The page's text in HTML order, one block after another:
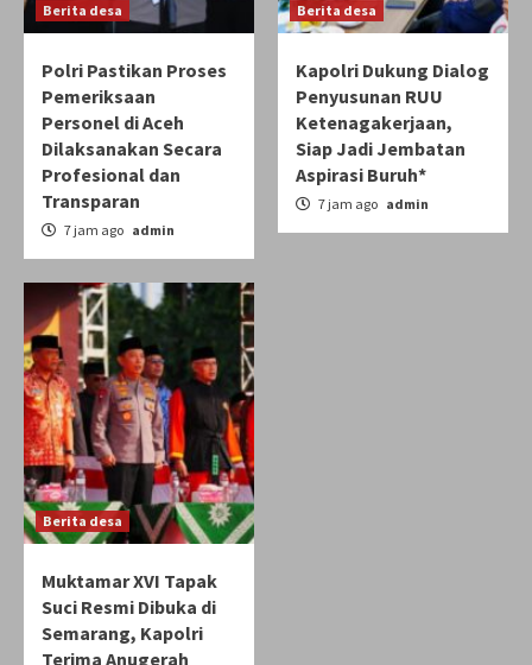
Berita desa
Polri Pastikan Proses
Pemeriksaan
Personel di Aceh
Dilaksanakan Secara
Profesional dan
Transparan
7 jam ago admin
Berita desa
Kapolri Dukung Dialog
Penyusunan RUU
Ketenagakerjaan,
Siap Jadi Jembatan
Aspirasi Buruh*
7 jam ago admin
Berita desa
Muktamar XVI Tapak
Suci Resmi Dibuka di
Semarang, Kapolri
Terima Anugerah